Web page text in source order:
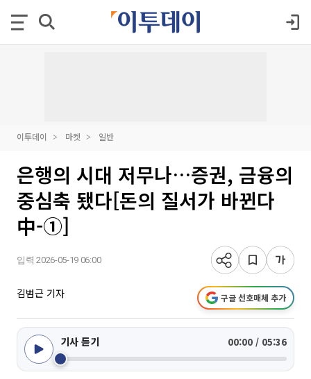
이투데이 마켓 일반
은행의 시대 저무나…증권, 금융의
중심축 됐다[돈의 질서가 바뀐다
中-①]
입력 2026-05-19 06:00
김범근 기자 구글 선호매체 추가
기사 듣기 00:00 / 05:36